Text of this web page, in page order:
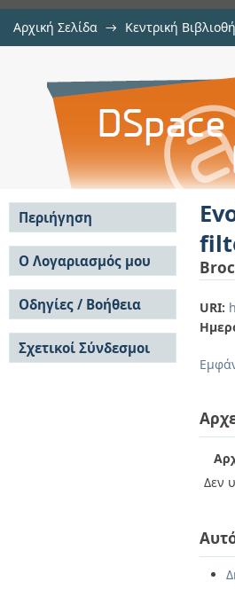
Αρχική Σελίδα → Κεντρική
Evolution
URI:
Δεν
Περιήγηση
Σε όλο το DSpace
Κοινότητες & Συλλογές
Ανά Ημερομηνία
Έκδοσης
Συγγραφείς
Τίτλοι
Θέματα
Ο Λογαριασμός μου
Σύνδεση
Εγγραφή
Οδηγίες / Βοήθεια
Οδηγίες Υποβολής
Οδηγίες Χρήσης ΙΑ
Συχνές Ερωτήσεις
Σχετικοί Σύνδεσμοι